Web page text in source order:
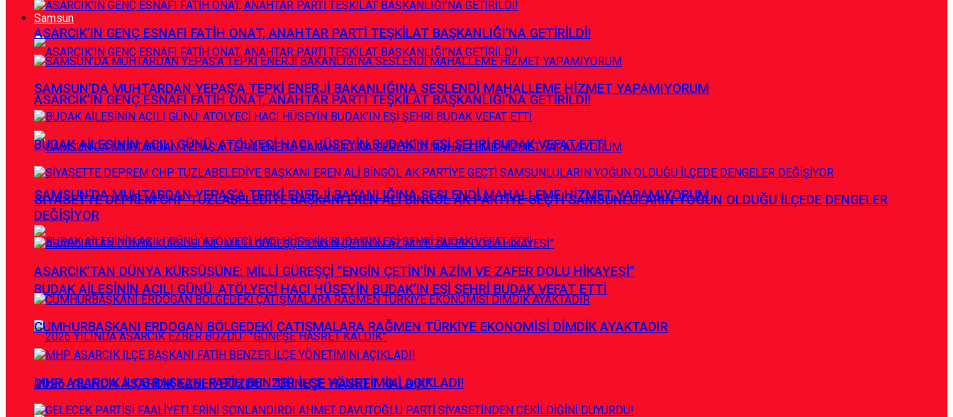
Samsun
ASARCIK’IN GENÇ ESNAFI FATİH ONAT, ANAHTAR PARTİ TEŞKİLAT BAŞKANLIĞI’NA GETİRİLDİ!
SAMSUN’DA MUHTARDAN YEPAŞ’A TEPKİ ENERJİ BAKANLIĞINA SESLENDİ MAHALLEME HİZMET YAPAMIYORUM
BUDAK AİLESİNİN ACILI GÜNÜ: ATÖLYECİ HACI HÜSEYİN BUDAK’IN EŞİ ŞEHRİ BUDAK VEFAT ETTİ
2026 YILINDA ASARCIK EZBER BOZDU : ”GÜNEŞE HASRET KALDIK”
ASARCIK’IN GENÇ ESNAFI FATİH ONAT, ANAHTAR PARTİ TEŞKİLAT BAŞKANLIĞI’NA GETİRİLDİ!
SAMSUN’DA MUHTARDAN YEPAŞ’A TEPKİ ENERJİ BAKANLIĞINA SESLENDİ MAHALLEME HİZMET YAPAMIYORUM
BUDAK AİLESİNİN ACILI GÜNÜ: ATÖLYECİ HACI HÜSEYİN BUDAK’IN EŞİ ŞEHRİ BUDAK VEFAT ETTİ
SİYASETTE DEPREM CHP TUZLABELEDİYE BAŞKANI EREN ALİ BİNGÖL AK PARTİYE GEÇTİ SAMSUNLULARIN YOĞUN OLDUĞU İLÇEDE DENGELER
DEĞİŞİYOR
ASARCIK’TAN DÜNYA KÜRSÜSÜNE: MİLLİ GÜREŞÇİ ”ENGİN ÇETİN’İN AZİM VE ZAFER DOLU HİKAYESİ”
CUMHURBAŞKANI ERDOGAN BÖLGEDEKİ ÇATIŞMALARA RAĞMEN TÜRKİYE EKONOMİSİ DİMDİK AYAKTADIR
MHP ASARCIK İLÇE BAŞKANI FATİH BENZER İLÇE YÖNETİMİNİ AÇIKLADI!